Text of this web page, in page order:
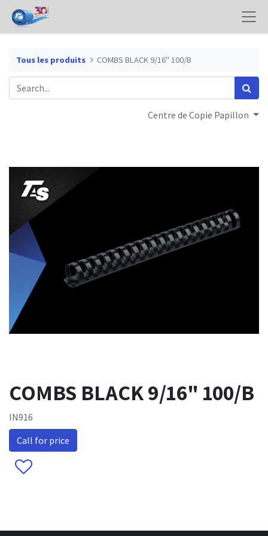
Tous les produits COMBS BLACK 9/16" 100/B
Centre de Copie Papillon
COMBS BLACK 9/16" 100/B
IN916
Call for price